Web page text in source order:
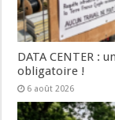
DATA CENTER :
obligatoire !
6 août 2026